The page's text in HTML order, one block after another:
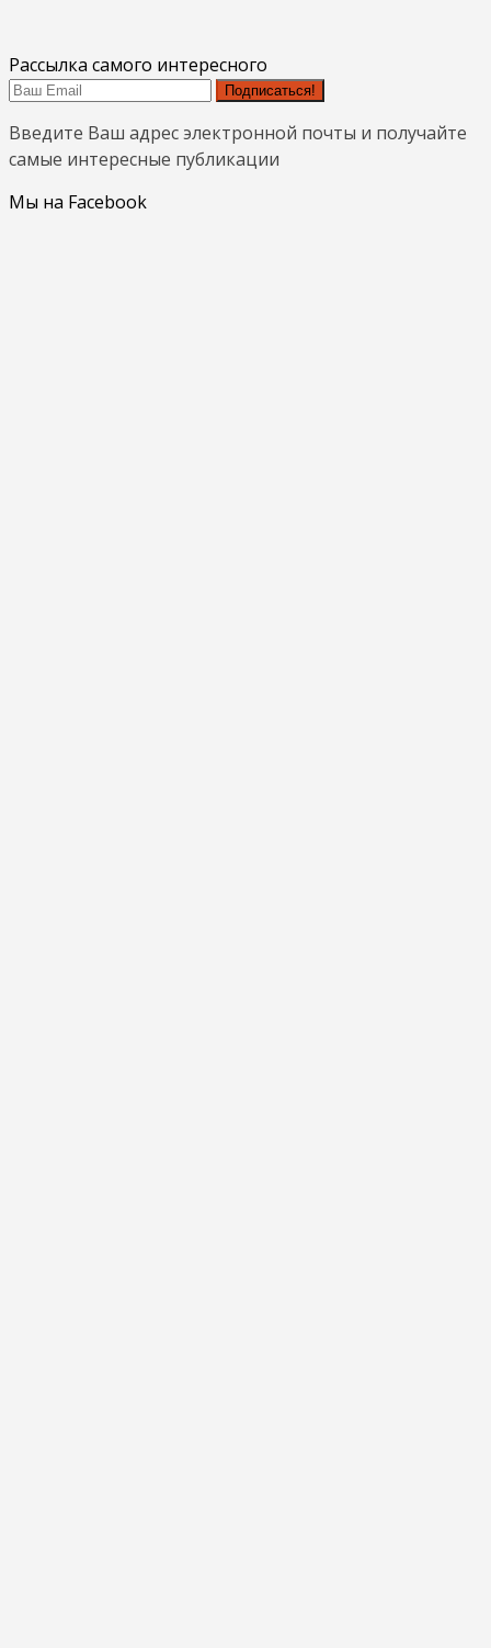
Рассылка самого интересного
Подписаться!
Введите Ваш адрес электронной почты и получайте
самые интересные публикации
Мы на Facebook